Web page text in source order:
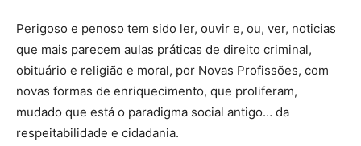
Perigoso e penoso tem sido ler, ouvir e, ou, ver, noticias
que mais parecem aulas práticas de direito criminal,
obituário e religião e moral, por Novas Profissões, com
novas formas de enriquecimento, que proliferam,
mudado que está o paradigma social antigo… da
respeitabilidade e cidadania.